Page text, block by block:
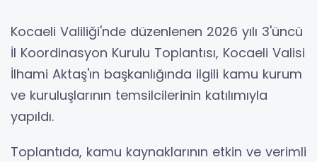
Kocaeli Valiliği'nde düzenlenen 2026 yılı 3'üncü
İl Koordinasyon Kurulu Toplantısı, Kocaeli Valisi
İlhami Aktaş'ın başkanlığında ilgili kamu kurum
ve kuruluşlarının temsilcilerinin katılımıyla
yapıldı.
Toplantıda, kamu kaynaklarının etkin ve verimli